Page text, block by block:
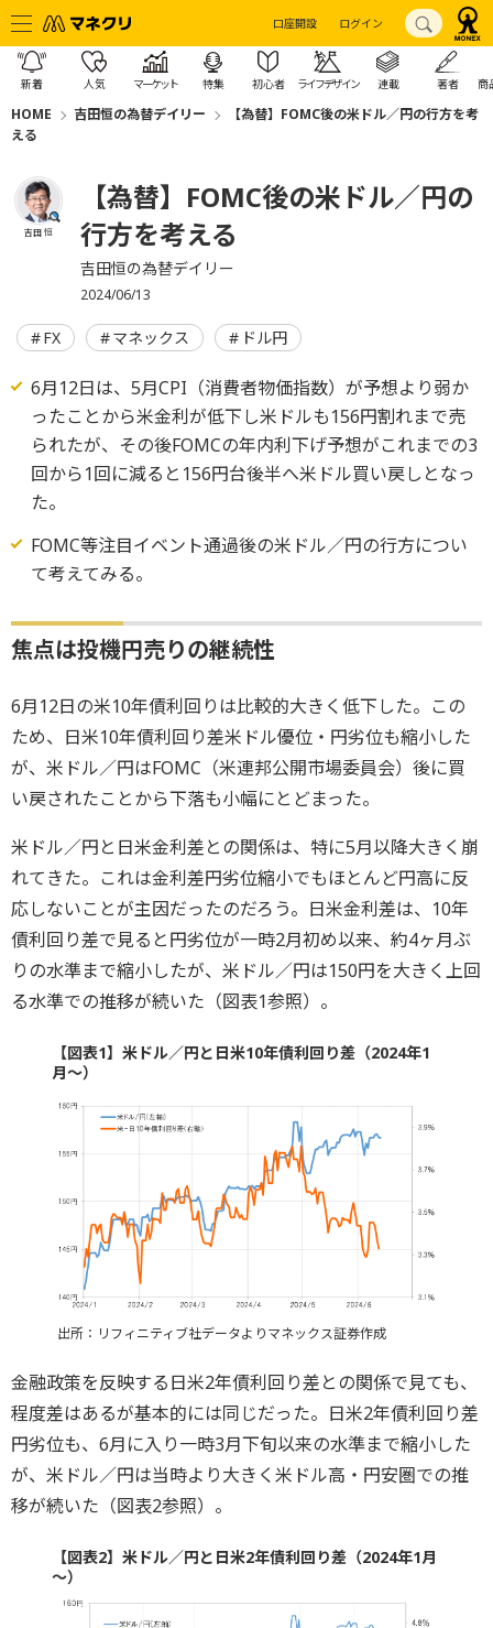
口座開設 ログイン
新着 人気 マーケット 特集 初心者 ライフデザイン 連載 著者 商
HOME 吉田恒の為替デイリー
【為替】FOMC後の米ドル／円の行方を考
える
吉田 恒
【為替】FOMC後の米ドル／円の
行方を考える
吉田恒の為替デイリー
2024/06/13
FX マネックス ドル円
6月12日は、5月CPI（消費者物価指数）が予想より弱か
ったことから米金利が低下し米ドルも156円割れまで売
られたが、その後FOMCの年内利下げ予想がこれまでの3
回から1回に減ると156円台後半へ米ドル買い戻しとなっ
た。
FOMC等注目イベント通過後の米ドル／円の行方につい
て考えてみる。
焦点は投機円売りの継続性
6月12日の米10年債利回りは比較的大きく低下した。この
ため、日米10年債利回り差米ドル優位・円劣位も縮小した
が、米ドル／円はFOMC（米連邦公開市場委員会）後に買
い戻されたことから下落も小幅にとどまった。
米ドル／円と日米金利差との関係は、特に5月以降大きく崩
れてきた。これは金利差円劣位縮小でもほとんど円高に反
応しないことが主因だったのだろう。日米金利差は、10年
債利回り差で見ると円劣位が一時2月初め以来、約4ヶ月ぶ
りの水準まで縮小したが、米ドル／円は150円を大きく上回
る水準での推移が続いた（図表1参照）。
【図表1】米ドル／円と日米10年債利回り差（2024年1
月～）
出所：リフィニティブ社データよりマネックス証券作成
金融政策を反映する日米2年債利回り差との関係で見ても、
程度差はあるが基本的には同じだった。日米2年債利回り差
円劣位も、6月に入り一時3月下旬以来の水準まで縮小した
が、米ドル／円は当時より大きく米ドル高・円安圏での推
移が続いた（図表2参照）。
【図表2】米ドル／円と日米2年債利回り差（2024年1月
～）